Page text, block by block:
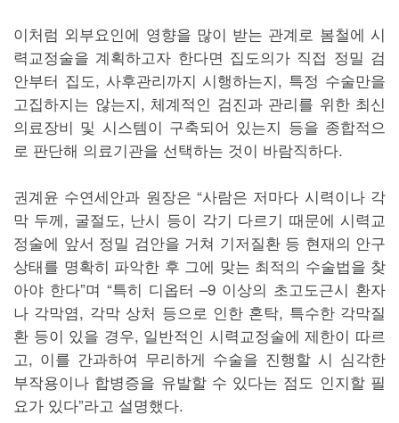
이처럼 외부요인에 영향을 많이 받는 관계로 봄철에 시
력교정술을 계획하고자 한다면 집도의가 직접 정밀 검
안부터 집도, 사후관리까지 시행하는지, 특정 수술만을
고집하지는 않는지, 체계적인 검진과 관리를 위한 최신
의료장비 및 시스템이 구축되어 있는지 등을 종합적으
로 판단해 의료기관을 선택하는 것이 바람직하다.
권계윤 수연세안과 원장은 “사람은 저마다 시력이나 각
막 두께, 굴절도, 난시 등이 각기 다르기 때문에 시력교
정술에 앞서 정밀 검안을 거쳐 기저질환 등 현재의 안구
상태를 명확히 파악한 후 그에 맞는 최적의 수술법을 찾
아야 한다”며 “특히 디옵터 –9 이상의 초고도근시 환자
나 각막염, 각막 상처 등으로 인한 혼탁, 특수한 각막질
환 등이 있을 경우, 일반적인 시력교정술에 제한이 따르
고, 이를 간과하여 무리하게 수술을 진행할 시 심각한
부작용이나 합병증을 유발할 수 있다는 점도 인지할 필
요가 있다”라고 설명했다.